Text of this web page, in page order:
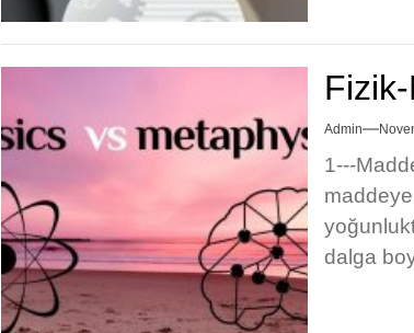
Admin
1---
dalga